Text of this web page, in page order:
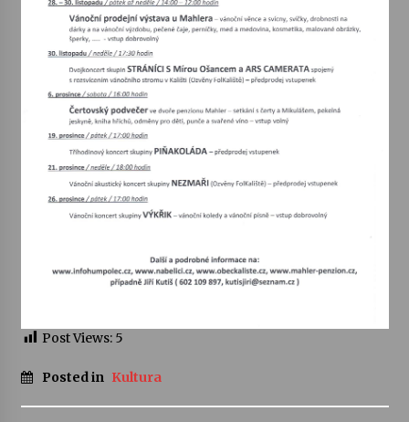
Votavžatský ploty
23. 7. 2026
Letní koncerty ve Stromovce: Rufus Miller
22. 7. 2026
Vysočinka
17. 7. 2026
Ozvěny prázdnin
Za kulturou kousek za Humpolec. V Želivě ožije
odkaz Josefa Čapka
13. 7. 2026
Post Views: 5
Posted in Kultura